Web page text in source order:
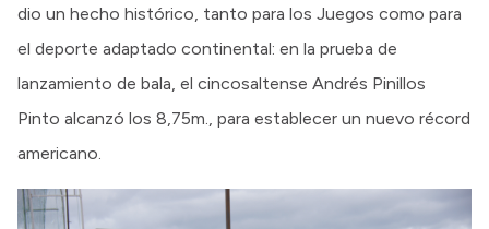
dio un hecho histórico, tanto para los Juegos como para
el deporte adaptado continental: en la prueba de
lanzamiento de bala, el cincosaltense Andrés Pinillos
Pinto alcanzó los 8,75m., para establecer un nuevo récord
americano.